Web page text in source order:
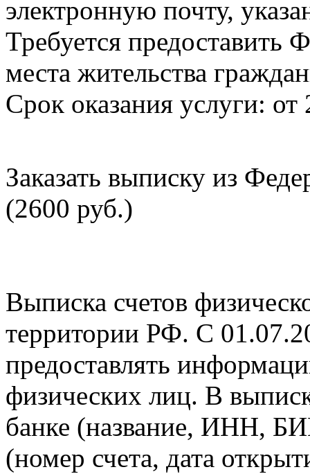
электронную почту,
Требуется
места жительства
Срок оказания услуги: от
Заказать выписку из
(2600 руб.)
Выписка счетов
территории РФ. С
предоставлять
физических лиц. В
банке (название, ИНН,
(номер счета, дата